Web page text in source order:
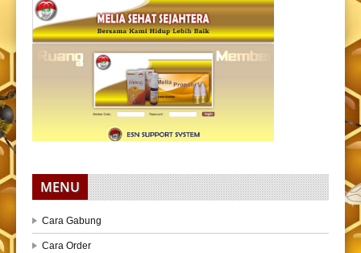
MENU
Cara Gabung
Cara Order